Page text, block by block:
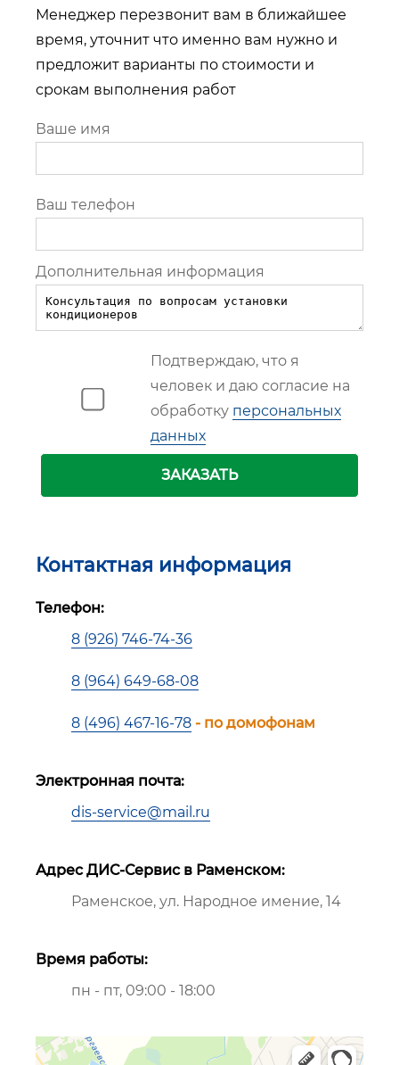
Менеджер перезвонит вам в ближайшее
время, уточнит что именно вам нужно и
предложит варианты по стоимости и
срокам выполнения работ
Ваше имя
Ваш телефон
Дополнительная информация
Подтверждаю, что я
человек и даю согласие на
обработку персональных
данных
ЗАКАЗАТЬ
Контактная информация
Телефон:
8 (926) 746-74-36
8 (964) 649-68-08
8 (496) 467-16-78 - по домофонам
Электронная почта:
dis-service@mail.ru
Адрес ДИС-Сервис в Раменском:
Раменское, ул. Народное имение, 14
Время работы:
пн - пт, 09:00 - 18:00